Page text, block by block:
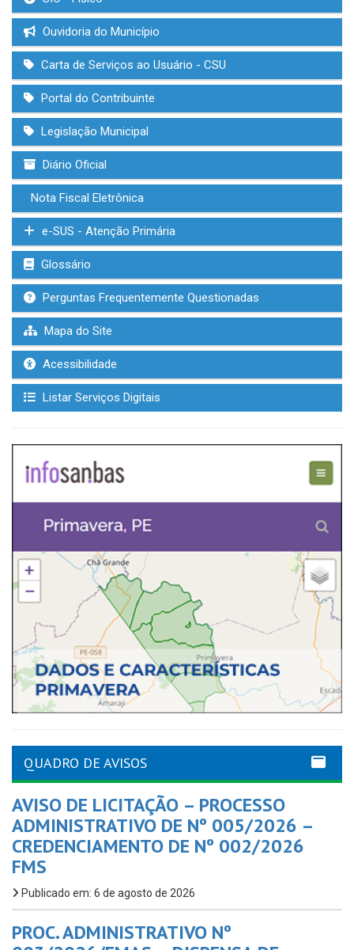
Ouvidoria do Município
Carta de Serviços ao Usuário - CSU
Portal do Contribuinte
Legislação Municipal
Diário Oficial
Nota Fiscal Eletrônica
e-SUS - Atenção Primária
Glossário
Perguntas Frequentemente Questionadas
Mapa do Site
Acessibilidade
Listar Serviços Digitais
QUADRO DE AVISOS
AVISO DE LICITAÇÃO – PROCESSO
ADMINISTRATIVO DE Nº 005/2026 –
CREDENCIAMENTO DE Nº 002/2026
FMS
Publicado em: 6 de agosto de 2026
PROC. ADMINISTRATIVO Nº